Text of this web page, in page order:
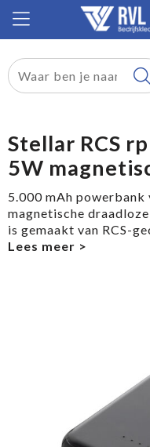
Relatiegeschenken
Tassen
Sport
Werkkleding
Stellar RCS
5W
5.000 mAh
magnetische
is gemaakt van RCS-